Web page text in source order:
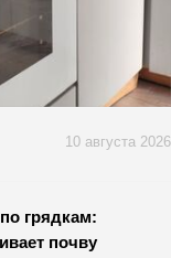
10 августа 2026
грядкам:
почву